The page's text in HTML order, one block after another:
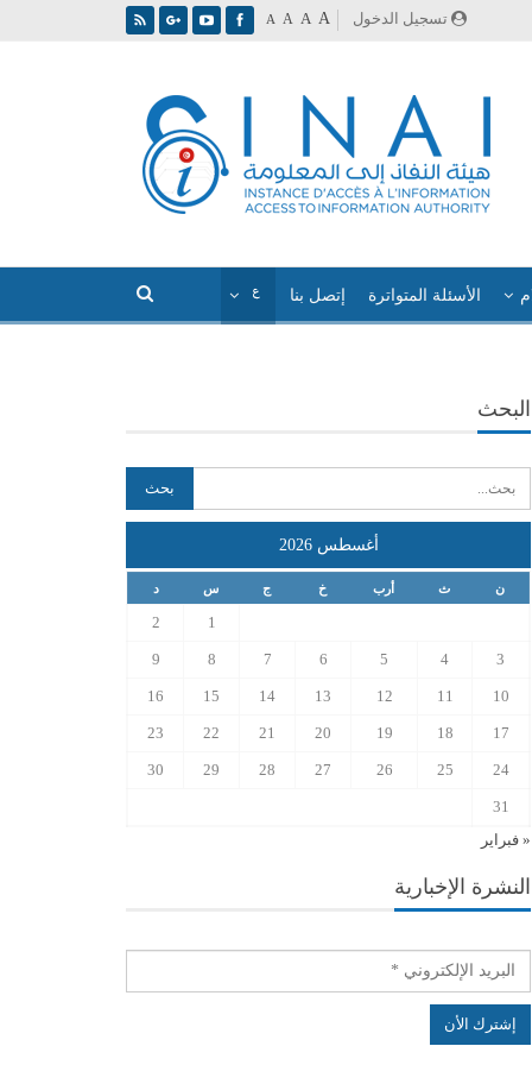
تسجيل الدخول A A A A
الأسئلة المتواترة إتصل بنا
البحث
أغسطس 2026
ن ث أرب خ ج س د
1
2
3
4
5
6
7
8
9
10
11
12
13
14
15
16
17
18
19
20
21
22
23
24
25
26
27
28
29
30
31
« فبراير
النشرة الإخبارية